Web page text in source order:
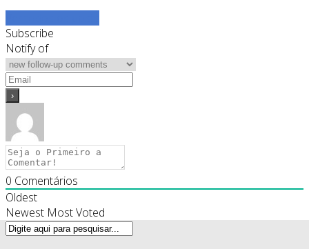
Subscribe
Notify of
0 Comentários
Oldest
Newest Most Voted